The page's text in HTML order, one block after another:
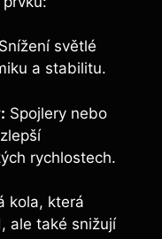
Snížení světlé
a stabilitu.
Spojlery nebo
rychlostech.
kola, která
ale také snižují